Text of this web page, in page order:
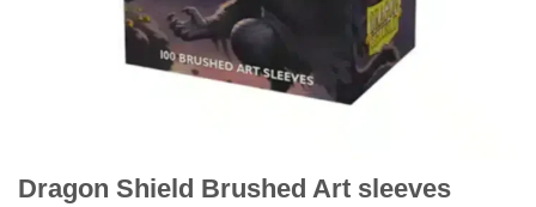
Dragon Shield Brushed Art sleeves